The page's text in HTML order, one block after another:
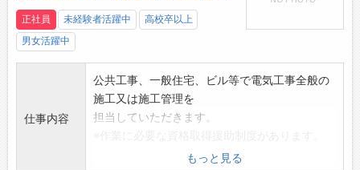
正社員 未経験者活躍中
高校卒以上
男女活躍中
仕事内容
公共工事、一般住宅、ビル等で電気工事全般の
施工又は施工管理を
担当していただきます。
また、取得後の資格もっと見る